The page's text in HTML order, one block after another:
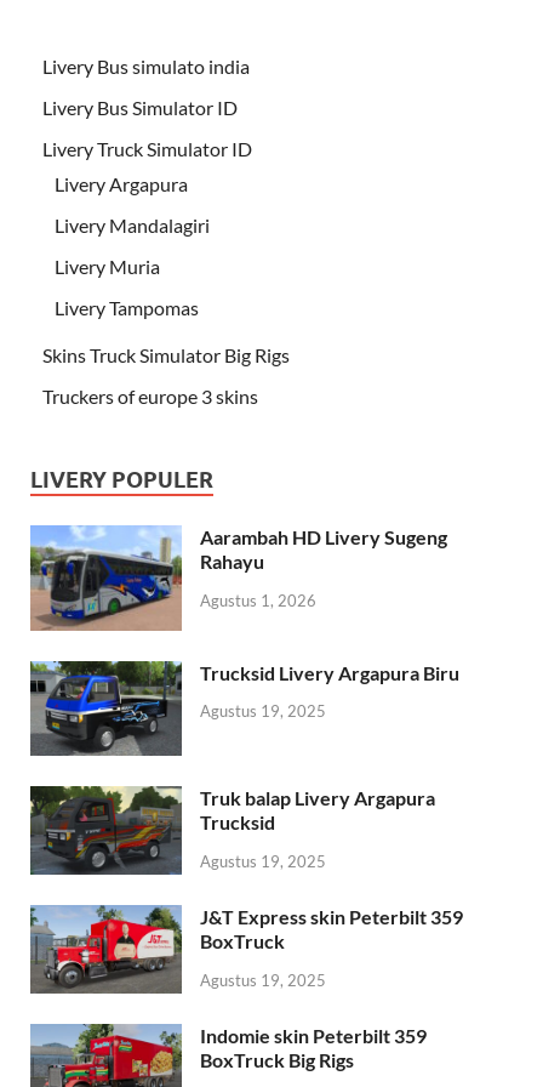
Livery Bus simulato india
Livery Bus Simulator ID
Livery Truck Simulator ID
Livery Argapura
Livery Mandalagiri
Livery Muria
Livery Tampomas
Skins Truck Simulator Big Rigs
Truckers of europe 3 skins
LIVERY POPULER
Aarambah HD Livery Sugeng
Rahayu
Agustus 1, 2026
Trucksid Livery Argapura Biru
Agustus 19, 2025
Truk balap Livery Argapura
Trucksid
Agustus 19, 2025
J&T Express skin Peterbilt 359
BoxTruck
Agustus 19, 2025
Indomie skin Peterbilt 359
BoxTruck Big Rigs